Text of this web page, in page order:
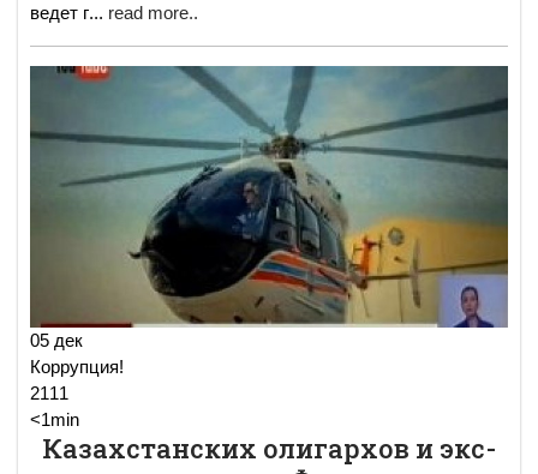
ведет г... read more..
05 дек
Коррупция!
2111
<1min
Казахстанских олигархов и экс-